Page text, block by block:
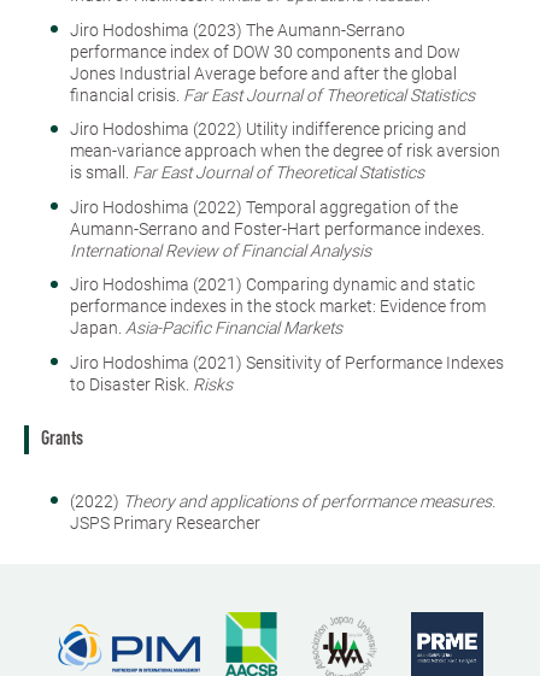
Jiro Hodoshima (2023) The Aumann-Serrano
performance index of DOW 30 components and Dow
Jones Industrial Average before and after the global
financial crisis. Far East Journal of Theoretical Statistics
Jiro Hodoshima (2022) Utility indifference pricing and
mean-variance approach when the degree of risk aversion
is small. Far East Journal of Theoretical Statistics
Jiro Hodoshima (2022) Temporal aggregation of the
Aumann-Serrano and Foster-Hart performance indexes.
International Review of Financial Analysis
Jiro Hodoshima (2021) Comparing dynamic and static
performance indexes in the stock market: Evidence from
Japan. Asia-Pacific Financial Markets
Jiro Hodoshima (2021) Sensitivity of Performance Indexes
to Disaster Risk. Risks
Grants
(2022) Theory and applications of performance measures.
JSPS Primary Researcher